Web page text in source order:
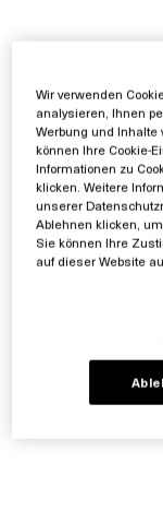
Wir verwenden
analysieren, Ihnen
Werbung und
können Ihre Cookie-
Informationen zu
klicken. Weitere
unserer
Ablehnen klicken,
Sie können Ihre
auf dieser Website